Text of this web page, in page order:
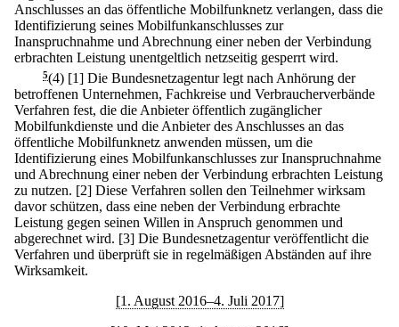
Anschlusses an das öffentliche Mobilfunknetz verlangen, dass die
Identifizierung seines Mobilfunkanschlusses zur
Inanspruchnahme und Abrechnung einer neben der Verbindung
erbrachten Leistung unentgeltlich netzseitig gesperrt wird.
5(4) [1] Die Bundesnetzagentur legt nach Anhörung der
betroffenen Unternehmen, Fachkreise und Verbraucherverbände
Verfahren fest, die die Anbieter öffentlich zugänglicher
Mobilfunkdienste und die Anbieter des Anschlusses an das
öffentliche Mobilfunknetz anwenden müssen, um die
Identifizierung eines Mobilfunkanschlusses zur Inanspruchnahme
und Abrechnung einer neben der Verbindung erbrachten Leistung
zu nutzen. [2] Diese Verfahren sollen den Teilnehmer wirksam
davor schützen, dass eine neben der Verbindung erbrachte
Leistung gegen seinen Willen in Anspruch genommen und
abgerechnet wird. [3] Die Bundesnetzagentur veröffentlicht die
Verfahren und überprüft sie in regelmäßigen Abständen auf ihre
Wirksamkeit.
[1. August 2016–4. Juli 2017]